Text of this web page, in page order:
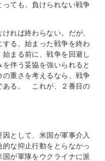
ても、負けられない戦争
れば終わらない。だが、
る。始まった戦争を終わ
まる前に、戦争を回避し
伴う妥協を強いられると
の重さを考えるなら、戦争
ある。 これが、２番目の
として、米国が軍事介入
な抑止行動をとらなかっ
が軍隊をウクライナに派